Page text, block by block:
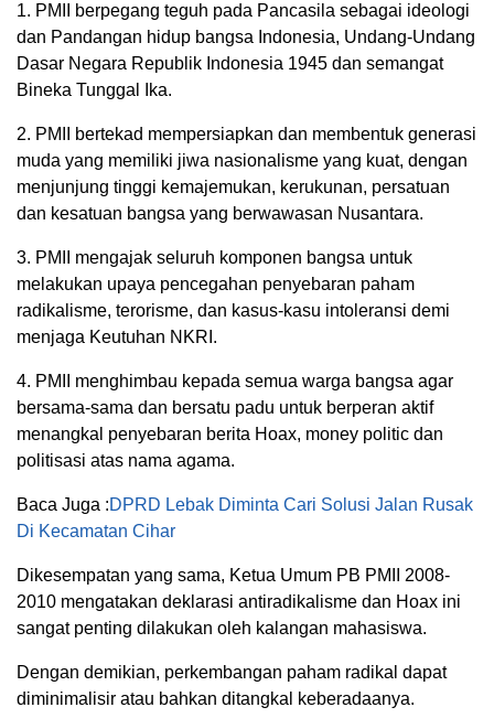
1. PMII berpegang teguh pada Pancasila sebagai ideologi
dan Pandangan hidup bangsa Indonesia, Undang-Undang
Dasar Negara Republik Indonesia 1945 dan semangat
Bineka Tunggal Ika.
2. PMII bertekad mempersiapkan dan membentuk generasi
muda yang memiliki jiwa nasionalisme yang kuat, dengan
menjunjung tinggi kemajemukan, kerukunan, persatuan
dan kesatuan bangsa yang berwawasan Nusantara.
3. PMII mengajak seluruh komponen bangsa untuk
melakukan upaya pencegahan penyebaran paham
radikalisme, terorisme, dan kasus-kasu intoleransi demi
menjaga Keutuhan NKRI.
4. PMII menghimbau kepada semua warga bangsa agar
bersama-sama dan bersatu padu untuk berperan aktif
menangkal penyebaran berita Hoax, money politic dan
politisasi atas nama agama.
Baca Juga :DPRD Lebak Diminta Cari Solusi Jalan Rusak
Di Kecamatan Cihar
Dikesempatan yang sama, Ketua Umum PB PMII 2008-
2010 mengatakan deklarasi antiradikalisme dan Hoax ini
sangat penting dilakukan oleh kalangan mahasiswa.
Dengan demikian, perkembangan paham radikal dapat
diminimalisir atau bahkan ditangkal keberadaanya.